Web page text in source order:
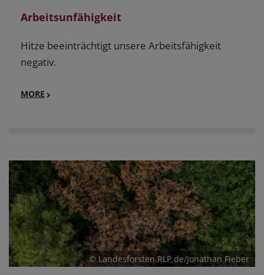
Arbeitsunfähigkeit
Hitze beeinträchtigt unsere Arbeitsfähigkeit
negativ.
MORE
© Landesforsten.RLP.de/Jonathan Fieber